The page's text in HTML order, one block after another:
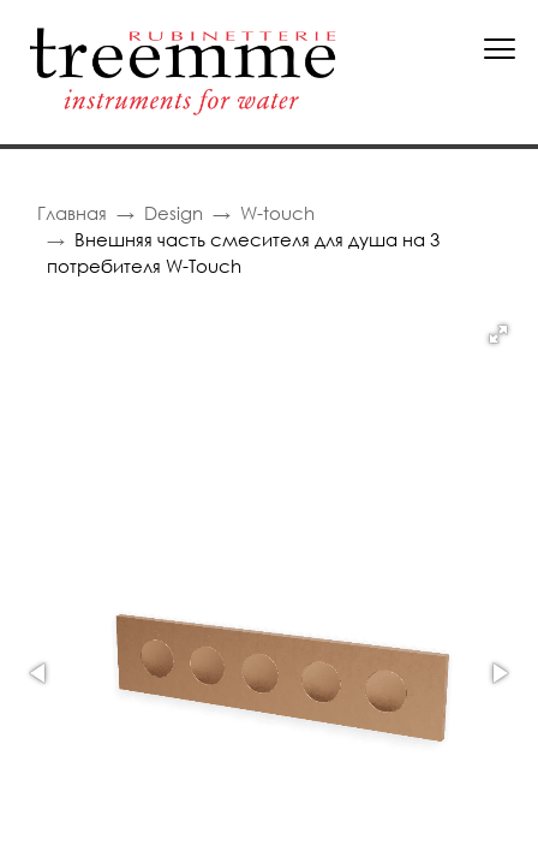
Главная Design
W-touch
Внешняя часть смесителя для душа на 3
потребителя W-Touch